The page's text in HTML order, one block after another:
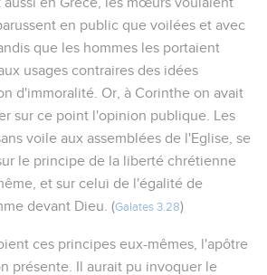
en public que voilées et avec
que les hommes les portaient
usages contraires des idées
d'immoralité. Or, à Corinthe on avait
sur ce point l'opinion publique. Les
voile aux assemblées de l'Eglise, se
le principe de la liberté chrétienne
et sur celui de l'égalité de
devant Dieu. (Galates 3.28)
ces principes eux-mêmes, l'apôtre
présente. Il aurait pu invoquer le